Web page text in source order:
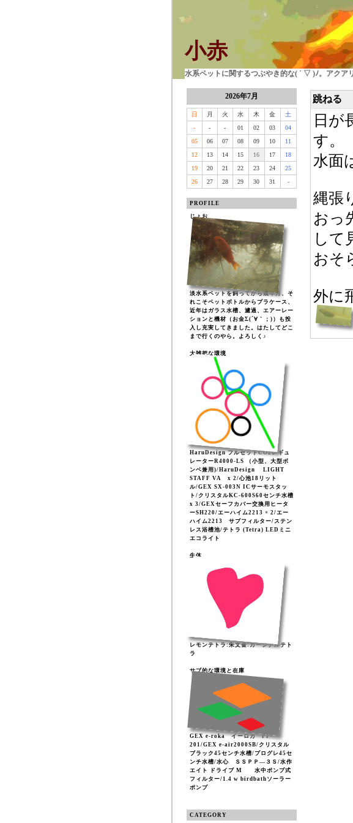
小赤
水系ペットに関するつぶやき的な( ´ ▽ )ﾉ。アクア
2026年7月
日 月 火 水 木 金
土
-
- - 01 02 03
04
05
06 07 08 09 10
11
12
13 14 15 16 17
18
19
20 21 22 23 24
25
26
27 28 29 30 31 -
PROFILE
じょお
淡水系ペットを飼ってから幾年月、そ
れこそペットボトルからプラケース、
近年はガラス水槽、濾過、エアーレー
ションと機材（お金Σ(´∀｀；)）も投
入し充実してきました。はたしてどこ
まで行くのやら。よろしく♪
大雑把な環境
HaruDesign フルセットCO2レギュ
レーターR4000-LS （小型、大型ボ
ンベ兼用)/HaruDesign LIGHT
STAFF VA x 2/心池18リット
ル/GEX SX-003N ICサーモスタッ
ト/クリスタルKC-600S60センチ水槽
x 3/GEXセーフカバー交換用ヒータ
ーSH220/エーハイム2213 × 2/エー
ハイム2213 サブフィルター/ステン
レス浴槽池/テトラ (Tetra) LEDミニ
エコライト
生体
レモンテトラ:朱文金:カージナルテト
ラ
サブ的な環境と在庫
GEX e-roka イーロカ PF-
201/GEX e-air2000SB/クリスタル
ブラック45センチ水槽/プログレ45セ
ンチ水槽/水心 ＳＳＰＰ―３Ｓ/水作
エイト ドライブ M 水中ポンプ式
フィルター/1.4 w birdbathソーラー
ポンプ
CATEGORY
跳ねる
日が
す。
水面
縄張
おっ
して
おそ
外に